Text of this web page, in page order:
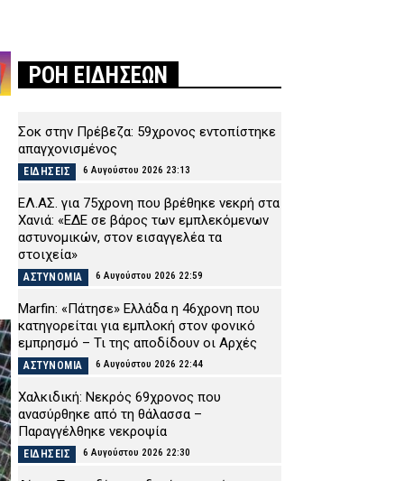
ΡΟΗ ΕΙΔΗΣΕΩΝ
Σοκ στην Πρέβεζα: 59χρονος εντοπίστηκε
απαγχονισμένος
ΕΙΔΗΣΕΙΣ 6 Αυγούστου 2026 23:13
ΕΛ.ΑΣ. για 75χρονη που βρέθηκε νεκρή στα
Χανιά: «ΕΔΕ σε βάρος των εμπλεκόμενων
αστυνομικών, στον εισαγγελέα τα
στοιχεία»
ΑΣΤΥΝΟΜΙΑ 6 Αυγούστου 2026 22:59
Marfin: «Πάτησε» Ελλάδα η 46χρονη που
κατηγορείται για εμπλοκή στον φονικό
εμπρησμό – Τι της αποδίδουν οι Αρχές
ΑΣΤΥΝΟΜΙΑ 6 Αυγούστου 2026 22:44
Χαλκιδική: Νεκρός 69χρονος που
ανασύρθηκε από τη θάλασσα –
Παραγγέλθηκε νεκροψία
ΕΙΔΗΣΕΙΣ 6 Αυγούστου 2026 22:30